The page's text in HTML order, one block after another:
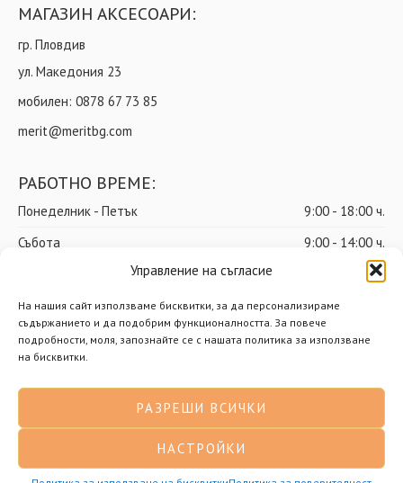
Управление на съгласие
На нашия сайт използваме бисквитки, за да персонализираме
съдържанието и да подобрим функционалността. За повече
подробности, моля, запознайте се с нашата политика за използване
на бисквитки.
РАЗРЕШИ ВСИЧКИ
НАСТРОЙКИ
МАГАЗИН АКСЕСОАРИ:
гр. Пловдив
ул. Македония 23
мобилен: 0878 67 73 85
merit@meritbg.com
РАБОТНО ВРЕМЕ:
Понеделник - Петък
9:00 - 18:00 ч.
Събота
9:00 - 14:00 ч.
почивен ден
© Мерит ООД – Всички права запазени
Доставки Общи условия
Политика за поверителност Политика за бисквитки
Разработено от Нимасистъмс